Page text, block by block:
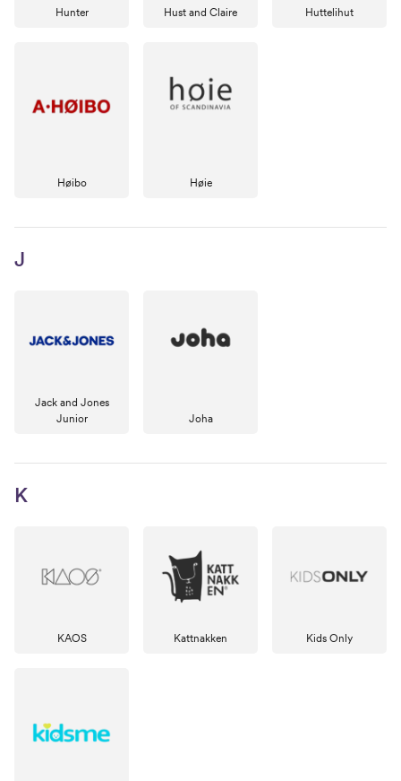
Hunter Hust and Claire Huttelihut
Høibo Høie
J
Jack and Jones
Junior
Joha
K
KAOS Kattnakken Kids Only